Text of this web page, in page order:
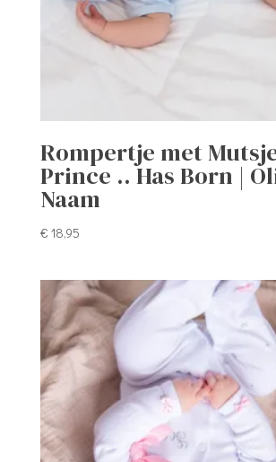
Rompertje met
Prince .. Has Born |
Naam
€ 18,95